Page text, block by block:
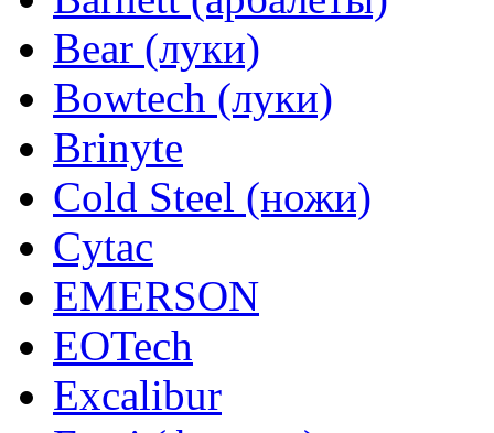
Bear (луки)
Bowtech (луки)
Brinyte
Cold Steel (ножи)
Cytac
EMERSON
EOTech
Excalibur